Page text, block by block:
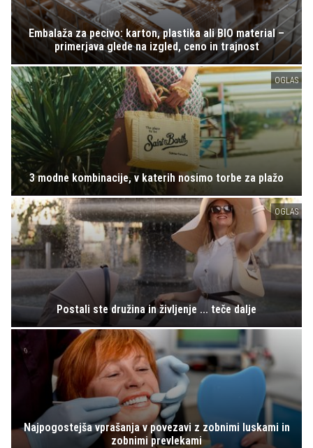
Embalaža za pecivo: karton, plastika ali BIO material –
primerjava glede na izgled, ceno in trajnost
OGLAS
3 modne kombinacije, v katerih nosimo torbe za plažo
OGLAS
Postali ste družina in življenje ... teče dalje
Najpogostejša vprašanja v povezavi z zobnimi luskami in
zobnimi prevlekami